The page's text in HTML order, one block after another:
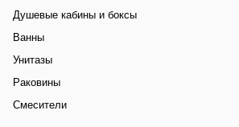
Душевые кабины и боксы
Ванны
Унитазы
Раковины
Смесители